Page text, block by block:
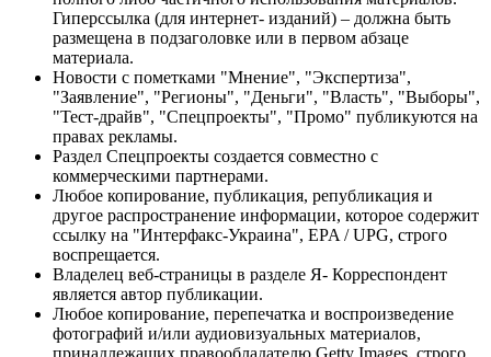
Гиперссылка (для интернет- изданий) – должна быть
размещена в подзаголовке или в первом абзаце
материала.
Новости с пометками "Мнение", "Экспертиза",
"Заявление", "Регионы", "Деньги", "Власть", "Выборы",
"Тест-драйв", "Спецпроекты", "Промо" публикуются на
правах рекламы.
Раздел Спецпроекты создается совместно с
коммерческими партнерами.
Любое копирование, публикация, републикация и
другое распространение информации, которое содержит
ссылку на "Интерфакс-Украина", EPA / UPG, строго
воспрещается.
Владелец веб-страницы в разделе Я- Корреспондент
является автор публикации.
Любое копирование, перепечатка и воспроизведение
фотографий и/или аудиовизуальных материалов,
принадлежащих правообладателю Getty Images, строго